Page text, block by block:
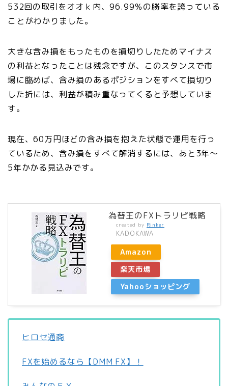
532回の取引をオオｋ内、96.99％の勝率を誇っている
ことがわかりました。
大きな含み損をもったものを損切りしたためマイナス
の利益となったことは残念ですが、このスタンスで市
場に臨めば、含み損のあるポジションをすべて損切り
した折には、利益が積み重なってくると予想していま
す。
現在、60万円ほどの含み損を抱えた状態で運用を行っ
ているため、含み損をすべて解消するには、あと3年～
5年かかる見込みです。
為替王のFXトラリピ戦略
created by Rinker
KADOKAWA
Amazon
楽天市場
Yahooショッピング
ヒロセ通商
FXを始めるなら【DMM FX】！